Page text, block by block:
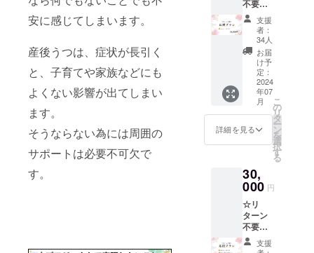
安に感じてしまいます。
産後うつは、症状が長引く
と、子育てや家族などにも
よくない影響が出てしまい
ます。
そうならない為には周囲の
サポートは必要不可欠で
す。
接触れ
ませ
ん） サ
ズ ：
フリー
サイズ
寸
：縦
45cm、
横25cm
国内生
礼の
メール
●メール
アドレ
ス・お
届け先
をご記
りしま
す。 ※
このリ
ターン
は3,000
円のリ
ターン
と同一
の内容
になり
ます。
●応援プ
●メール
アドレ
スをご
記載く
ださい
不要！
応援プ
ラン
10,000
円コー
ス＋お
礼の
メール
「思い
に共感
して応
援だけ
した
い」そ
向けの
プラン
です。
お礼の
メール
をお送
りしま
す。 ※
支援
者：
34人
お届
け予
定：
2024
年07
月
詳細を見る
こ
の
リ
タ
ー
ン
を
選
択
す
る
30,
000 円
☆リ
ターン
不要！
応援プ
ラン支援